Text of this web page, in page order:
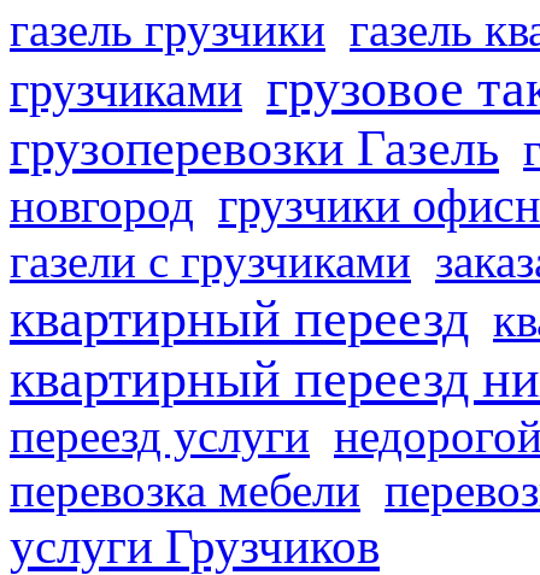
газель грузчики газель
грузчиками грузовое
грузоперевозки Газель
новгород грузчики
газели с грузчиками
квартирный переезд
квартирный переезд
переезд услуги
перевозка мебели
услуги Грузчиков